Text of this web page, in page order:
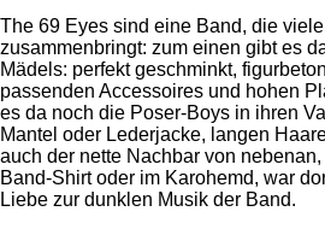
The 69 Eyes sind eine Band, die
zusammenbringt: zum einen gibt es
Mädels: perfekt geschminkt,
passenden Accessoires und hohen
es da noch die Poser-Boys in ihren
Mantel oder Lederjacke, langen
auch der nette Nachbar von
Band-Shirt oder im Karohemd, war
Liebe zur dunklen Musik der Band.